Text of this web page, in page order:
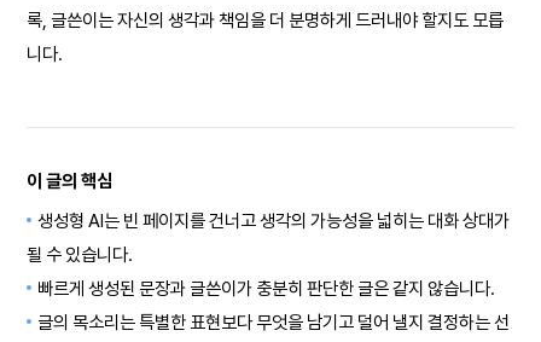
록, 글쓴이는 자신의 생각과 책임을 더 분명하게 드러내야 할지도 모릅
니다.
이 글의 핵심
생성형 AI는 빈 페이지를 건너고 생각의 가능성을 넓히는 대화 상대가
될 수 있습니다.
빠르게 생성된 문장과 글쓴이가 충분히 판단한 글은 같지 않습니다.
글의 목소리는 특별한 표현보다 무엇을 남기고 덜어 낼지 결정하는 선